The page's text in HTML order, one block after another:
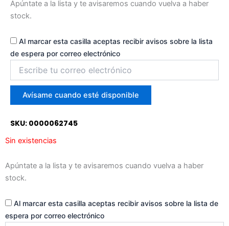
Apúntate a la lista y te avisaremos cuando vuelva a haber
stock.
Al marcar esta casilla aceptas recibir avisos sobre la lista
de espera por correo electrónico
correo
para
unirte
la
lista
de
Avísame cuando esté disponible
SKU: 0000062745
Sin existencias
Apúntate a la lista y te avisaremos cuando vuelva a haber
stock.
Al marcar esta casilla aceptas recibir avisos sobre la lista de
espera por correo electrónico